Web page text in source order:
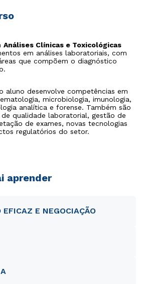
Análises Clínicas e Toxicológicas
em análises laboratoriais, com
que compõem o diagnóstico
aluno desenvolve competências em
microbiologia, imunologia,
analítica e forense. Também são
qualidade laboratorial, gestão de
de exames, novas tecnologias
regulatórios do setor.
aprender
EFICAZ E NEGOCIAÇÃO